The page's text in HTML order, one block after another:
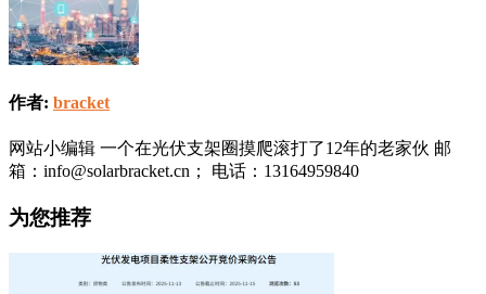
作者: bracket
网站小编辑 一个在光伏支架圈摸爬滚打了12年的老家伙 邮
箱：info@solarbracket.cn； 电话：13164959840
为您推荐